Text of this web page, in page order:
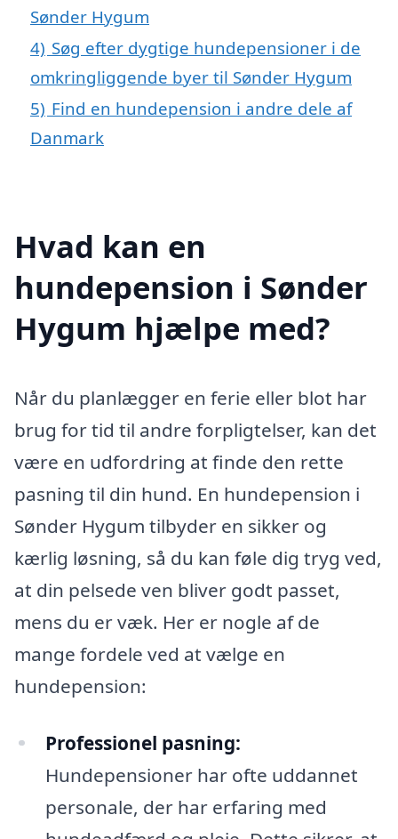
Sønder Hygum
4) Søg efter dygtige hundepensioner i de
omkringliggende byer til Sønder Hygum
5) Find en hundepension i andre dele af
Danmark
Hvad kan en
hundepension i Sønder
Hygum hjælpe med?
Når du planlægger en ferie eller blot har
brug for tid til andre forpligtelser, kan det
være en udfordring at finde den rette
pasning til din hund. En hundepension i
Sønder Hygum tilbyder en sikker og
kærlig løsning, så du kan føle dig tryg ved,
at din pelsede ven bliver godt passet,
mens du er væk. Her er nogle af de
mange fordele ved at vælge en
hundepension:
Professionel pasning:
Hundepensioner har ofte uddannet
personale, der har erfaring med